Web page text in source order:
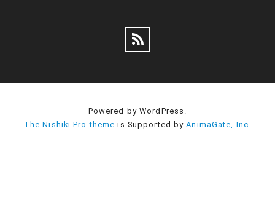
Powered by WordPress.
The Nishiki Pro theme is Supported byAnimaGate, Inc.